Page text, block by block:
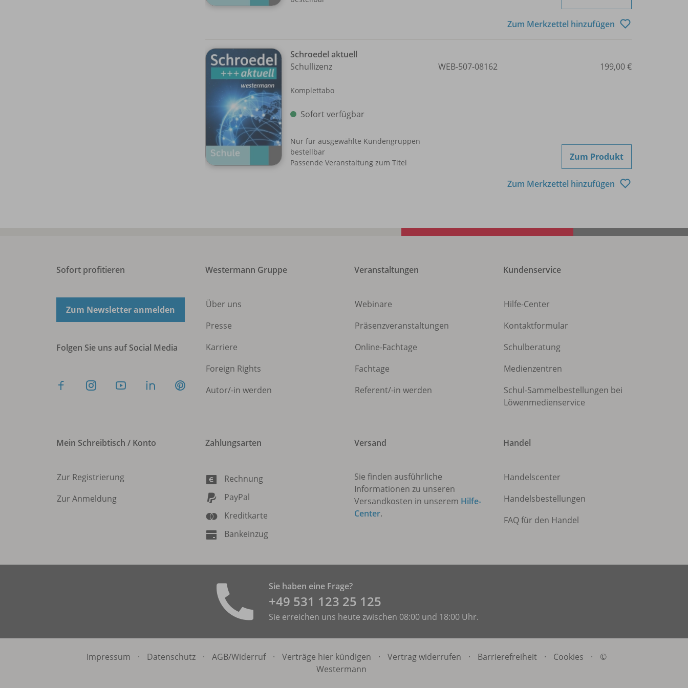
Zum Merkzettel hinzufügen
Schroedel aktuell
Schullizenz
Komplettabo
Sofort verfügbar
Nur für ausgewählte Kundengruppen
bestellbar
Passende Veranstaltung zum Titel
WEB-507-08162 199,00 €
Zum Produkt
Zum Merkzettel hinzufügen
Sofort profitieren
Zum Newsletter anmelden
Folgen Sie uns auf Social Media
Westermann Gruppe
Über uns
Presse
Karriere
Foreign Rights
Autor/-in werden
Veranstaltungen
Webinare
Präsenzveranstaltungen
Online-Fachtage
Fachtage
Referent/-in werden
Kundenservice
Hilfe-Center
Kontaktformular
Schulberatung
Medienzentren
Schul-Sammelbestellungen bei
Löwenmedienservice
Mein Schreibtisch / Konto
Zur Registrierung
Zur Anmeldung
Zahlungsarten
Rechnung
PayPal
Kreditkarte
Bankeinzug
Versand
Sie finden ausführliche
Informationen zu unseren
Versandkosten in unserem Hilfe-
Center.
Handel
Handelscenter
Handelsbestellungen
FAQ für den Handel
Sie haben eine Frage?
+49 531 ­123 25 125
Sie erreichen uns heute zwischen 08:00 und 18:00 Uhr.
Impressum · Datenschutz · AGB/Widerruf · Verträge hier kündigen · Vertrag widerrufen · Barrierefreiheit · Cookies ·
©
Westermann